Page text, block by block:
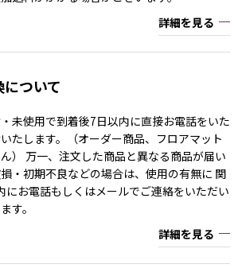
詳細を見る
ついて
未使用で到着後7日以内に直接お電話をいた
たします。（オーダー商品、フロアマット
） 万一、注文した商品と異なる商品が届い
・初期不良などの場合は、使用の有無に 関
にお電話もしくはメールでご連絡をいただい
す。
詳細を見る